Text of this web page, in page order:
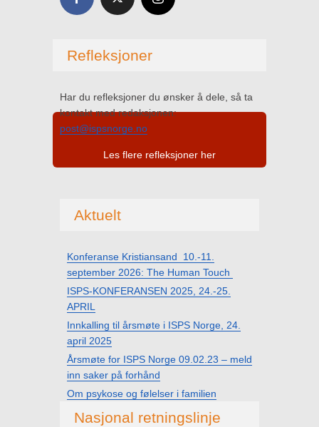
Refleksjoner
Har du refleksjoner du ønsker å dele, så ta
kontakt med redaksjonen:
post@ispsnorge.no
Les flere refleksjoner her
Aktuelt
Konferanse Kristiansand 10.-11.
september 2026: The Human Touch
ISPS-KONFERANSEN 2025, 24.-25.
APRIL
Innkalling til årsmøte i ISPS Norge, 24.
april 2025
Årsmøte for ISPS Norge 09.02.23 – meld
inn saker på forhånd
Om psykose og følelser i familien
Nasjonal retningslinje